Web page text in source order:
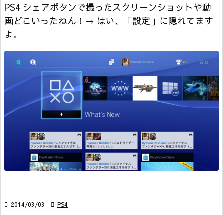
PS4 シェアボタンで撮ったスクリーンショットや動
画どこいったねん！→ はい、「設定」に隠れてます
よ。
 2014/03/03  PS4